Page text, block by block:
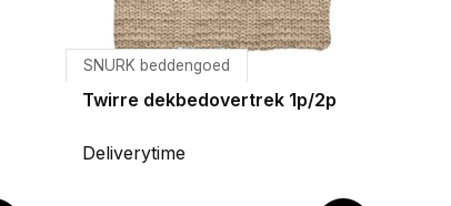
SNURK beddengoed
Twirre dekbedovertrek 1p/2p
Deliverytime